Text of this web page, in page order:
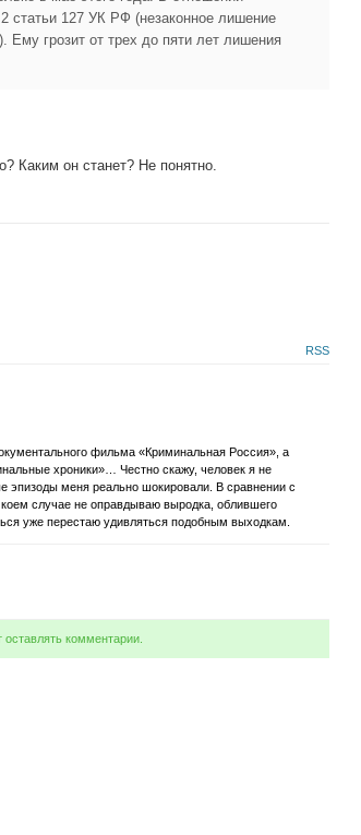
статьи 127 УК РФ (незаконное лишение
Ему грозит от трех до пяти лет лишения
Каким он станет? Не понятно.
RSS
фильма «Криминальная Россия», а
хроники»… Честно скажу, человек я не
эпизоды меня реально шокировали. В сравнении с
случае не оправдываю выродка, облившего
уже перестаю удивляться подобным выходкам.
комментарии.